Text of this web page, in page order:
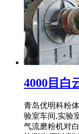
4000目白
青岛优明科粉
验室车间,实验
气流磨粉机对